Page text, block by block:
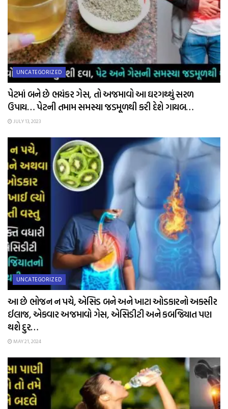
UNCATEGORIZED
પેટમાં બને છે ભયંકર ગેસ, તો અજમાવો આ ઘરગથ્થું સરળ
ઉપાય… પેટની તમામ સમસ્યા જડમૂળથી કરી દેશે ગાયબ…
JULY 13, 2023
UNCATEGORIZED
આ છે ભોજન ન પચે, એસિડ બને અને ખાટા ઓડકારનો અકસીર
ઈલાજ, એકવાર અજમાવો ગેસ, એસિડીટી અને કબજિયાત પણ
થશે દુર…
MAY 21, 2024